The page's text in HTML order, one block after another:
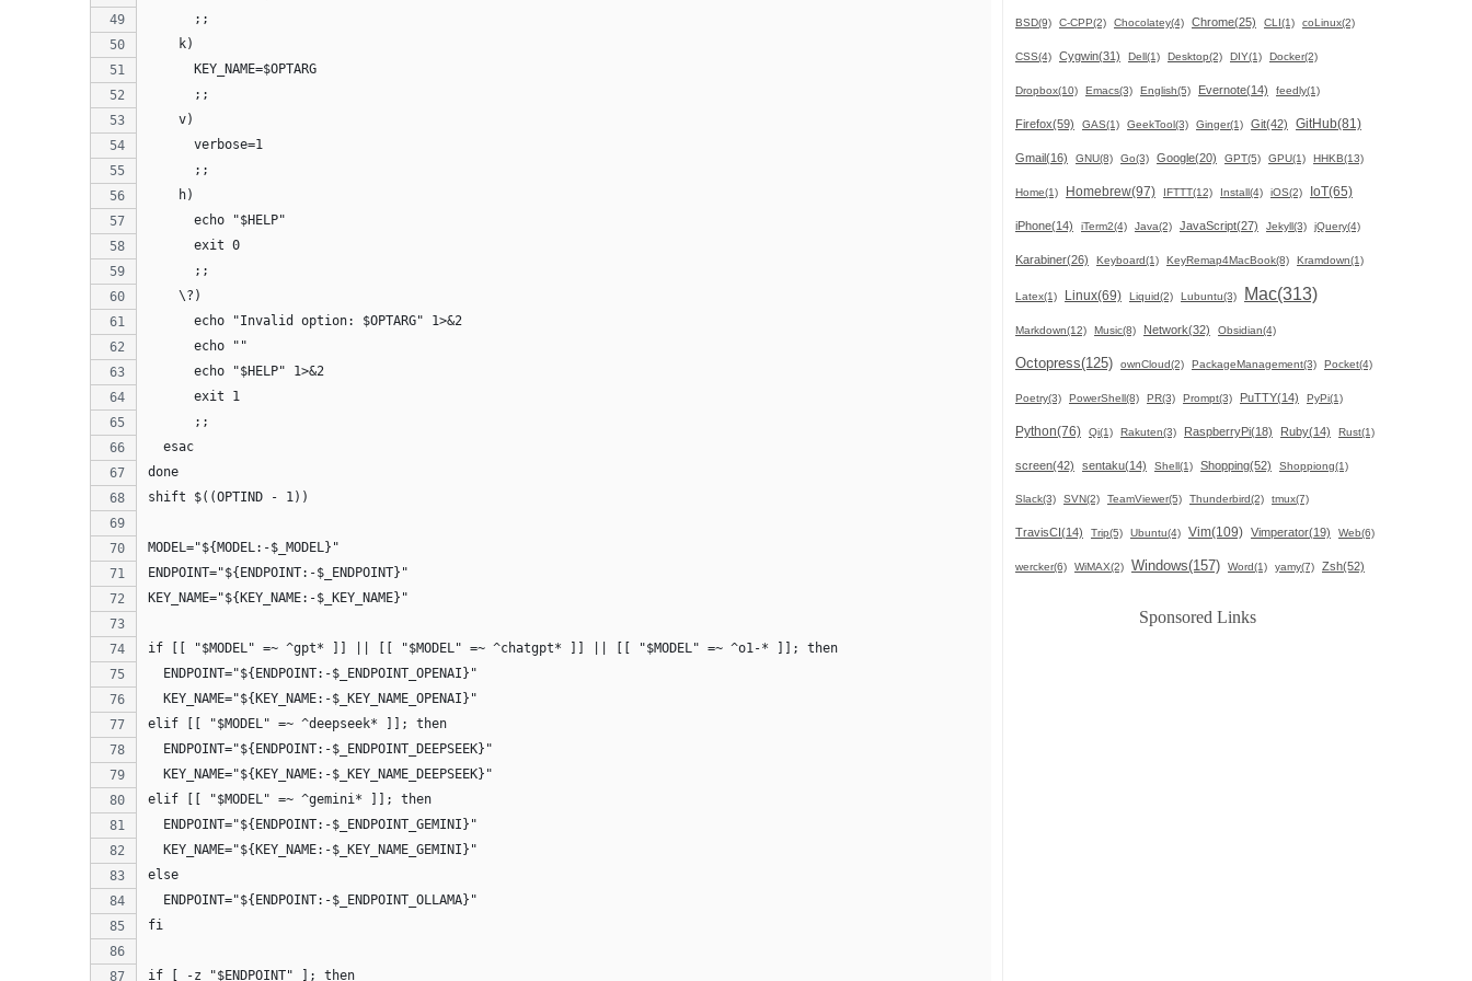
      ;;
    k)
      KEY_NAME=$OPTARG
      ;;
    v)
      verbose=1
      ;;
    h)
      echo "$HELP"
      exit 0
      ;;
    \?)
      echo "Invalid option: $OPTARG" 1>&2
      echo ""
      echo "$HELP" 1>&2
      exit 1
      ;;
  esac
done
shift $((OPTIND - 1))
MODEL="${MODEL:-$_MODEL}"
ENDPOINT="${ENDPOINT:-$_ENDPOINT}"
KEY_NAME="${KEY_NAME:-$_KEY_NAME}"
if [[ "$MODEL" =~ ^gpt* ]] || [[ "$MODEL" =~ ^chatgpt* ]] || [[ "$MODEL" =~ ^o1-* ]]; then
  ENDPOINT="${ENDPOINT:-$_ENDPOINT_OPENAI}"
  KEY_NAME="${KEY_NAME:-$_KEY_NAME_OPENAI}"
elif [[ "$MODEL" =~ ^deepseek* ]]; then
  ENDPOINT="${ENDPOINT:-$_ENDPOINT_DEEPSEEK}"
  KEY_NAME="${KEY_NAME:-$_KEY_NAME_DEEPSEEK}"
elif [[ "$MODEL" =~ ^gemini* ]]; then
  ENDPOINT="${ENDPOINT:-$_ENDPOINT_GEMINI}"
  KEY_NAME="${KEY_NAME:-$_KEY_NAME_GEMINI}"
else
  ENDPOINT="${ENDPOINT:-$_ENDPOINT_OLLAMA}"
fi
if [ -z "$ENDPOINT" ]; then
BSD(9) C-CPP(2) Chocolatey(4) Chrome(25) CLI(1) coLinux(2)
CSS(4) Cygwin(31) Dell(1) Desktop(2) DIY(1) Docker(2)
Dropbox(10) Emacs(3) English(5) Evernote(14) feedly(1)
Firefox(59) GAS(1) GeekTool(3) Ginger(1) Git(42) GitHub(81)
Gmail(16) GNU(8) Go(3) Google(20) GPT(5) GPU(1) HHKB(13)
Home(1) Homebrew(97) IFTTT(12) Install(4) iOS(2) IoT(65)
iPhone(14) iTerm2(4) Java(2) JavaScript(27) Jekyll(3) jQuery(4)
Karabiner(26) Keyboard(1) KeyRemap4MacBook(8) Kramdown(1)
Latex(1) Linux(69) Liquid(2) Lubuntu(3) Mac(313)
Markdown(12) Music(8) Network(32) Obsidian(4)
Octopress(125) ownCloud(2) PackageManagement(3) Pocket(4)
Poetry(3) PowerShell(8) PR(3) Prompt(3) PuTTY(14) PyPi(1)
Python(76) Qi(1) Rakuten(3) RaspberryPi(18) Ruby(14) Rust(1)
screen(42) sentaku(14) Shell(1) Shopping(52) Shoppiong(1)
Slack(3) SVN(2) TeamViewer(5) Thunderbird(2) tmux(7)
TravisCI(14) Trip(5) Ubuntu(4) Vim(109) Vimperator(19) Web(6)
wercker(6) WiMAX(2) Windows(157) Word(1) yamy(7) Zsh(52)
Sponsored Links